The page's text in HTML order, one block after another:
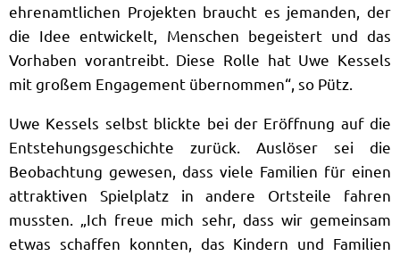
ehrenamtlichen Projekten braucht es jemanden, der
die Idee entwickelt, Menschen begeistert und das
Vorhaben vorantreibt. Diese Rolle hat Uwe Kessels
mit großem Engagement übernommen“, so Pütz.
Uwe Kessels selbst blickte bei der Eröffnung auf die
Entstehungsgeschichte zurück. Auslöser sei die
Beobachtung gewesen, dass viele Familien für einen
attraktiven Spielplatz in andere Ortsteile fahren
mussten. „Ich freue mich sehr, dass wir gemeinsam
etwas schaffen konnten, das Kindern und Familien